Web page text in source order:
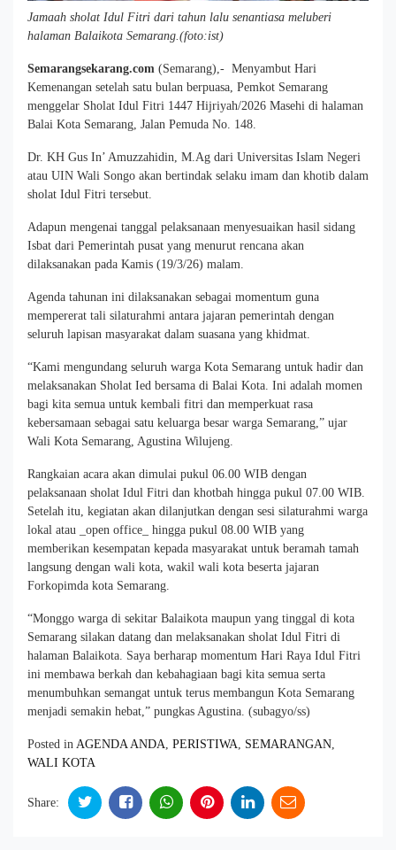
Jamaah sholat Idul Fitri dari tahun lalu senantiasa meluberi
halaman Balaikota Semarang.(foto:ist)
Semarangsekarang.com (Semarang),- Menyambut Hari
Kemenangan setelah satu bulan berpuasa, Pemkot Semarang
menggelar Sholat Idul Fitri 1447 Hijriyah/2026 Masehi di halaman
Balai Kota Semarang, Jalan Pemuda No. 148.
Dr. KH Gus In’ Amuzzahidin, M.Ag dari Universitas Islam Negeri
atau UIN Wali Songo akan bertindak selaku imam dan khotib dalam
sholat Idul Fitri tersebut.
Adapun mengenai tanggal pelaksanaan menyesuaikan hasil sidang
Isbat dari Pemerintah pusat yang menurut rencana akan
dilaksanakan pada Kamis (19/3/26) malam.
Agenda tahunan ini dilaksanakan sebagai momentum guna
mempererat tali silaturahmi antara jajaran pemerintah dengan
seluruh lapisan masyarakat dalam suasana yang khidmat.
“Kami mengundang seluruh warga Kota Semarang untuk hadir dan
melaksanakan Sholat Ied bersama di Balai Kota. Ini adalah momen
bagi kita semua untuk kembali fitri dan memperkuat rasa
kebersamaan sebagai satu keluarga besar warga Semarang,” ujar
Wali Kota Semarang, Agustina Wilujeng.
Rangkaian acara akan dimulai pukul 06.00 WIB dengan
pelaksanaan sholat Idul Fitri dan khotbah hingga pukul 07.00 WIB.
Setelah itu, kegiatan akan dilanjutkan dengan sesi silaturahmi warga
lokal atau _open office_ hingga pukul 08.00 WIB yang
memberikan kesempatan kepada masyarakat untuk beramah tamah
langsung dengan wali kota, wakil wali kota beserta jajaran
Forkopimda kota Semarang.
“Monggo warga di sekitar Balaikota maupun yang tinggal di kota
Semarang silakan datang dan melaksanakan sholat Idul Fitri di
halaman Balaikota. Saya berharap momentum Hari Raya Idul Fitri
ini membawa berkah dan kebahagiaan bagi kita semua serta
menumbuhkan semangat untuk terus membangun Kota Semarang
menjadi semakin hebat,” pungkas Agustina. (subagyo/ss)
Posted in AGENDA ANDA PERISTIWA SEMARANGAN
WALI KOTA
Share: